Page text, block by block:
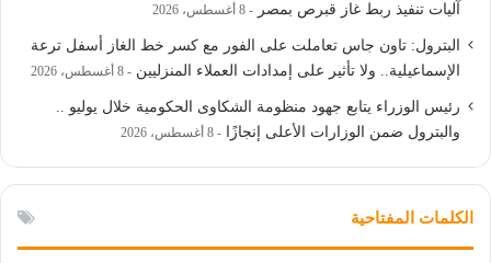
آليات تنفيذ ربط غاز قبرص بمصر
8 أغسطس، 2026
البترول: تاون جاس تعاملت على الفور مع كسر خط الغاز أسفل ترعة
الإسماعيلية.. ولا تأثير على إمدادات العملاء المنزليين
8 أغسطس، 2026
رئيس الوزراء يتابع جهود منظومة الشكاوى الحكومية خلال يوليو ..
والبترول ضمن الوزارات الأعلى إنجازًا
8 أغسطس، 2026
الكلمات المفتاحية